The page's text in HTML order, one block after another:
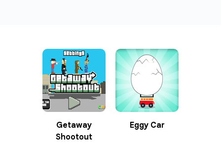
Eggy Car
Getaway
Shootout